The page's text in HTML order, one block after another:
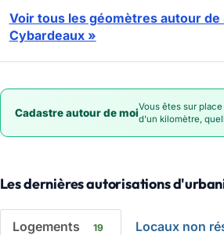
Voir tous les géomètres autour de
Cybardeaux »
Cadastre autour de moiVous êtes sur
d'un kilomètre,
Les dernières autorisations
Logements 19 Locaux non